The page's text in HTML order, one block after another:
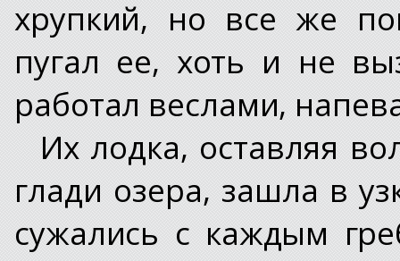
хрупкий, но все же
пугал ее, хоть и не
работал веслами,
Их лодка, оставляя
глади озера, зашла в
сужались с каждым